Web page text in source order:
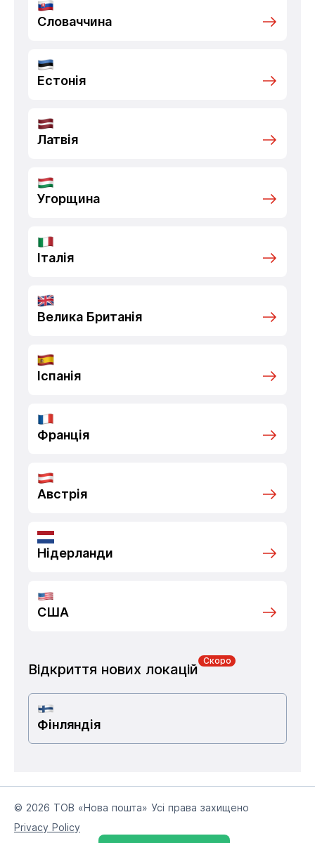
Словаччина
Естонія
Латвія
Угорщина
Італія
Велика Британія
Іспанія
Франція
Австрія
Нідерланди
США
Відкриття нових локацій
Скоро
Фінляндія
© 2026 ТОВ «Нова пошта» Усі права захищено
Privacy Policy